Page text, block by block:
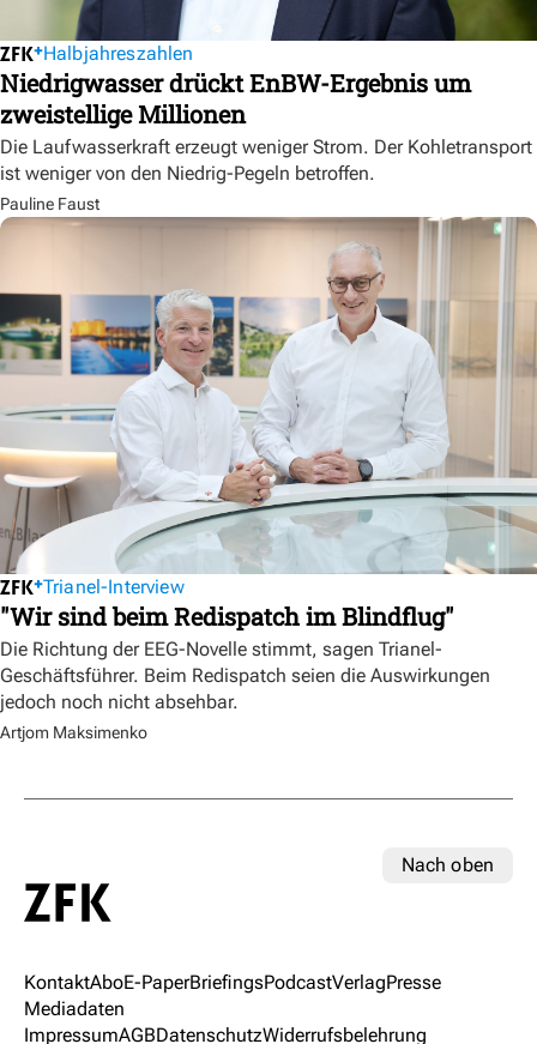
Halbjahreszahlen
Niedrigwasser drückt EnBW-Ergebnis um
zweistellige Millionen
Die Laufwasserkraft erzeugt weniger Strom. Der Kohletransport
ist weniger von den Niedrig-Pegeln betroffen.
Pauline Faust
Trianel-Interview
"Wir sind beim Redispatch im Blindflug"
Die Richtung der EEG-Novelle stimmt, sagen Trianel-
Geschäftsführer. Beim Redispatch seien die Auswirkungen
jedoch noch nicht absehbar.
Artjom Maksimenko
Nach oben
KontaktAboE-PaperBriefingsPodcastVerlagPresse
Mediadaten
ImpressumAGBDatenschutzWiderrufsbelehrung